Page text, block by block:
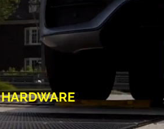
HARDWARE